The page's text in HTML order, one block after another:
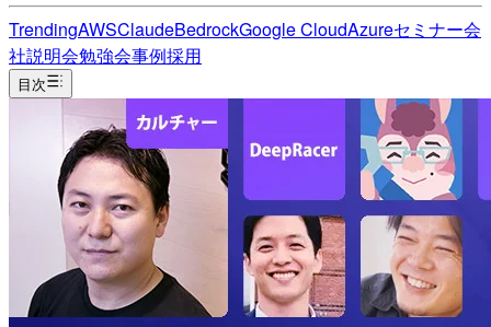
TrendingAWSClaudeBedrockGoogle CloudAzureセミナー会
社説明会勉強会事例採用
目次